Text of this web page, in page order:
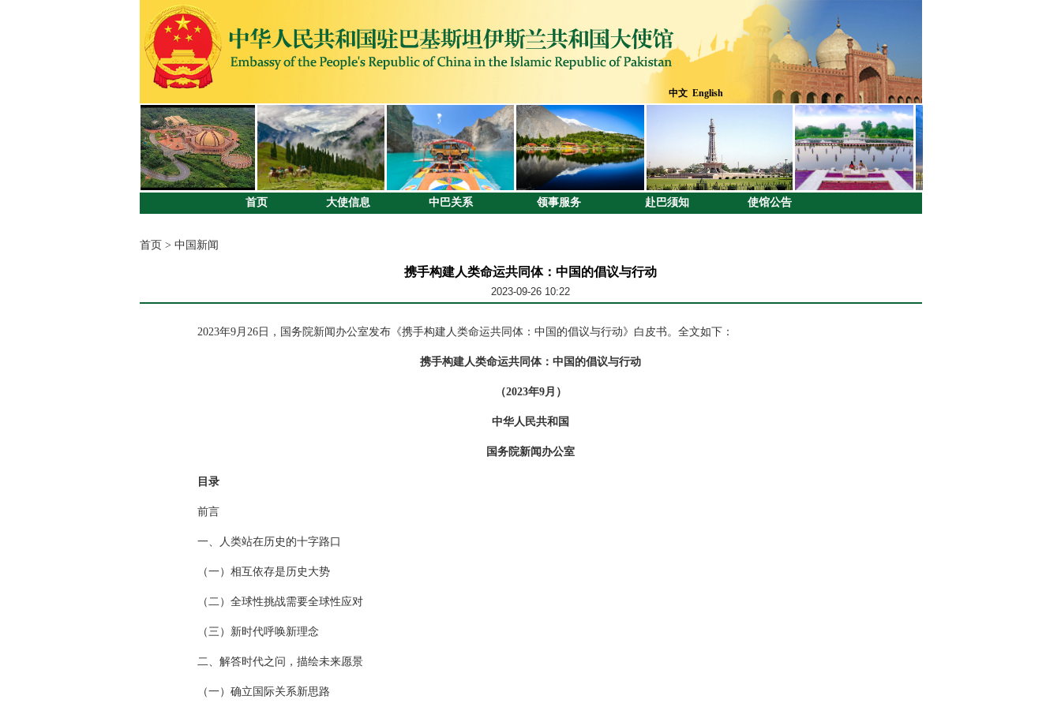
中文 English
首页 大使信息 中巴关系 领事服务 赴巴须知 使馆公告
首页 > 中国新闻
携手构建人类命运共同体：中国的倡议与行动
2023-09-26 10:22
2023年9月26日，国务院新闻办公室发布《携手构建人类命运共同体：中国的倡议与行动》白皮书。全文如下：
携手构建人类命运共同体：中国的倡议与行动
（2023年9月）
中华人民共和国
国务院新闻办公室
目录
前言
一、人类站在历史的十字路口
（一）相互依存是历史大势
（二）全球性挑战需要全球性应对
（三）新时代呼唤新理念
二、解答时代之问，描绘未来愿景
（一）确立国际关系新思路